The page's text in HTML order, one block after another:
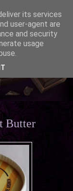
Butter
its services
user-agent are
and security
usage